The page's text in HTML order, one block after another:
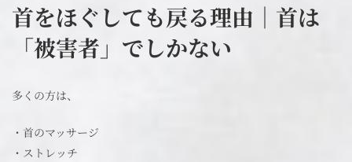
首をほぐしても戻る理由｜首は
「被害者」でしかない
多くの方は、
・首のマッサージ
・ストレッチ